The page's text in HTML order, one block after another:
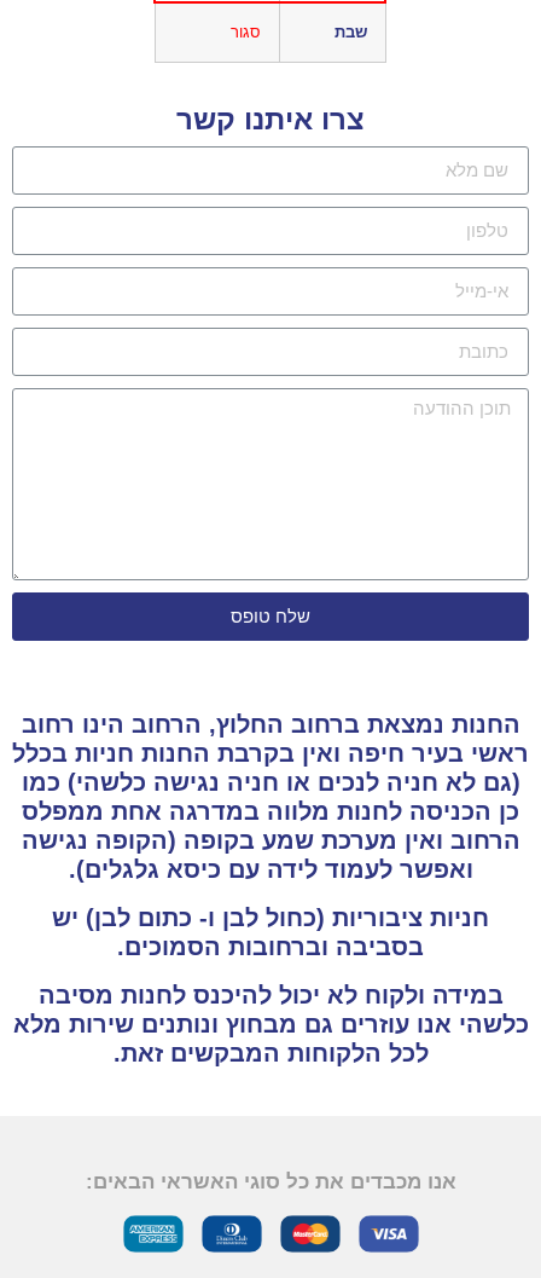
שבת סגור
צרו איתנו קשר
שלח טופס
החנות נמצאת ברחוב החלוץ, הרחוב הינו רחוב
ראשי בעיר חיפה ואין בקרבת החנות חניות בכלל
(גם לא חניה לנכים או חניה נגישה כלשהי) כמו
כן הכניסה לחנות מלווה במדרגה אחת ממפלס
הרחוב ואין מערכת שמע בקופה (הקופה נגישה
ואפשר לעמוד לידה עם כיסא גלגלים).
חניות ציבוריות (כחול לבן ו- כתום לבן) יש
בסביבה וברחובות הסמוכים.
במידה ולקוח לא יכול להיכנס לחנות מסיבה
כלשהי אנו עוזרים גם מבחוץ ונותנים שירות מלא
לכל הלקוחות המבקשים זאת.
אנו מכבדים את כל סוגי האשראי הבאים: